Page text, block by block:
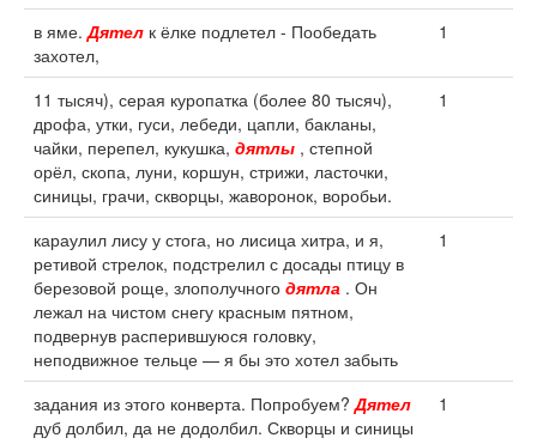
в яме.Дятел к ёлке подлетел - Пообедать
захотел,
1
11 тысяч), серая куропатка (более 80 тысяч),
дрофа, утки, гуси, лебеди, цапли, бакланы,
чайки, перепел, кукушка, дятлы , степной
орёл, скопа, луни, коршун, стрижи, ласточки,
синицы, грачи, скворцы, жаворонок, воробьи.
1
караулил лису у стога, но лисица хитра, и я,
ретивой стрелок, подстрелил с досады птицу в
березовой роще, злополучного дятла . Он
лежал на чистом снегу красным пятном,
подвернув расперившуюся головку,
неподвижное тельце — я бы это хотел забыть
1
задания из этого конверта. Попробуем?Дятел
дуб долбил, да не додолбил. Скворцы и синицы
1